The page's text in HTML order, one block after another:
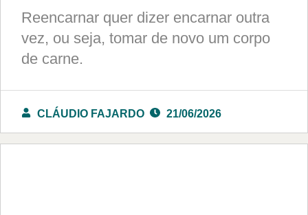
Reencarnar quer dizer encarnar outra
vez, ou seja, tomar de novo um corpo
de carne.
CLÁUDIO FAJARDO 21/06/2026